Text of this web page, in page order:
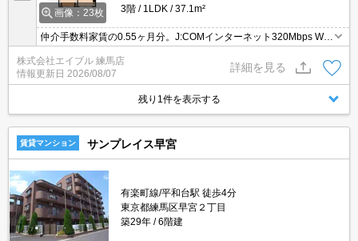
画像：23枚
3階
1LDK 37.1m²
仲介手数料家賃の0.55ヶ月分。J:COMインターネット320Mbps Wi-
Fi無料。オートロック。BS・CS受信可。オンライン対応相談可。
オール電化。駐輪場有。見逃せませんね！。店長のお薦め物件。
株式会社エイブル 練馬店
情報更新日 2026/08/07
詳細を見る
残り1件を表示する
賃貸マンション サンプレイス早宮
有楽町線/平和台駅 徒歩4分
東京都練馬区早宮２丁目
築29年
6階建